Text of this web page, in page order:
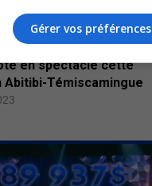
en spectacle cette
Abitibi-Témiscamingue
Gérer vos préférences